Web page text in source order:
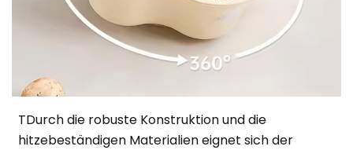
TDurch die robuste Konstruktion und die
hitzebeständigen Materialien eignet sich der